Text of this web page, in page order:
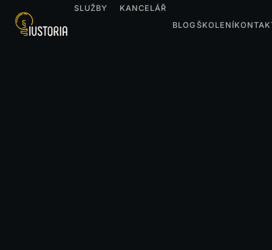
SLUŽBY
KANCELÁŘ
BLOG ŠKOLENÍ